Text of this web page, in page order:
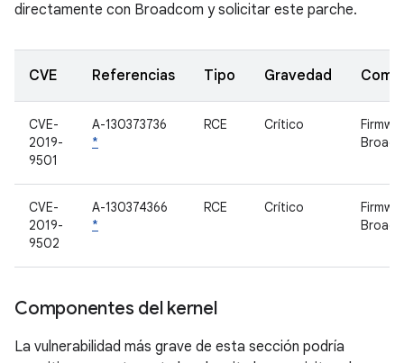
directamente con Broadcom y solicitar este parche.
CVE Referencias Tipo Gravedad
CVE-
2019-
9501
A-130373736
*
RCE Crítico
CVE-
2019-
9502
A-130374366
*
RCE Crítico
Componentes del kernel
La vulnerabilidad más grave de esta sección podría